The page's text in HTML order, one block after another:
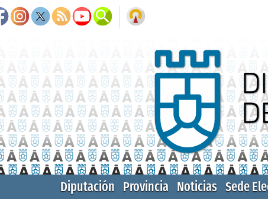
Diputación Provincia Noticias Sede